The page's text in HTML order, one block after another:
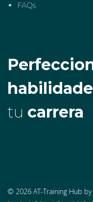
FAQs
tu carrera
© 2026 AT-Training Hub